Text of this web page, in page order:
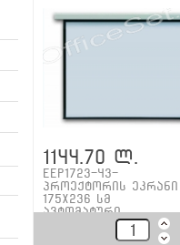
1144.70 ლ.
EEP1723-43-
პროექტორის ეკრანი
175x236 სმ
ავტომატური